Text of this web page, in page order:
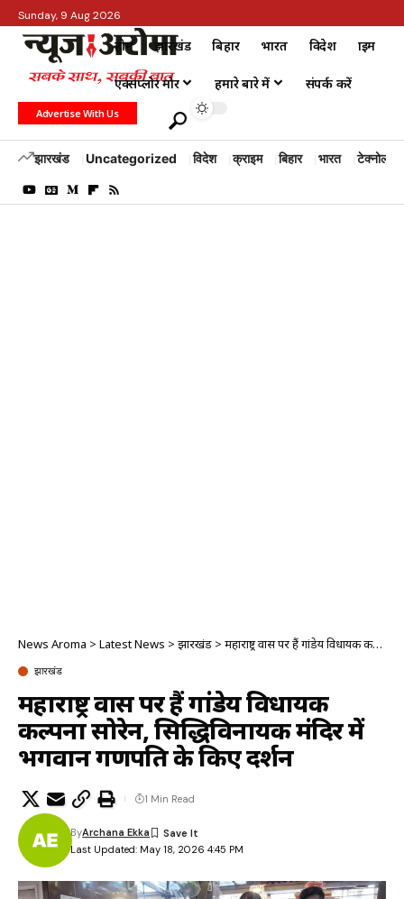
Sunday, 9 Aug 2026
होम झारखंड बिहार भारत विदेश क्राइम
एक्सप्लोर मोर हमारे बारे में संपर्क करें
Advertise With Us
झारखंड Uncategorized विदेश क्राइम बिहार भारत टेक्नोलॉजी
News Aroma > Latest News > झारखंड > महाराष्ट्र प्रवास पर हैं गांडेय विधायक कल्पना सोरेन, सिद्धिविनायक मंदिर में भगवान गणपति के किए दर्शन
झारखंड
महाराष्ट्र प्रवास पर हैं गांडेय विधायक
कल्पना सोरेन, सिद्धिविनायक मंदिर में
भगवान गणपति के किए दर्शन
Last Updated: May 18, 2026 4:45 PM
ByArchana Ekka
1 Min Read